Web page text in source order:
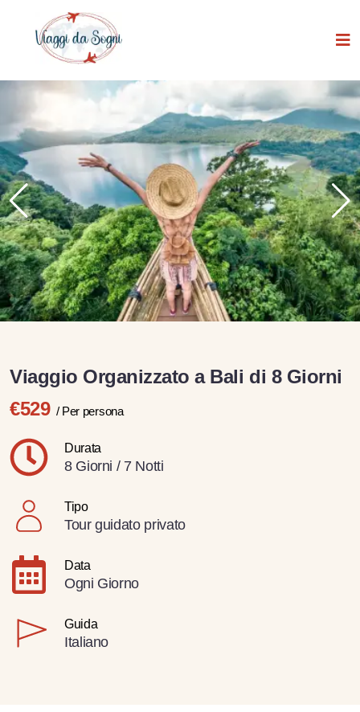
Viaggio Organizzato a Bali di 8 Giorni
€529 / Per persona
Durata
8 Giorni / 7 Notti
Tipo
Tour guidato privato
Data
Ogni Giorno
Guida
Italiano